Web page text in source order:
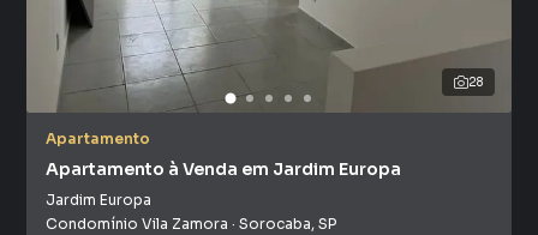
28
Apartamento
Apartamento à Venda em Jardim Europa
Jardim Europa
Condomínio Vila Zamora · Sorocaba, SP